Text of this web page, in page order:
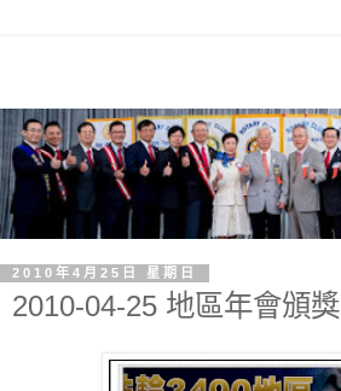
2010年4月25日 星期日
2010-04-25 地區年會頒獎